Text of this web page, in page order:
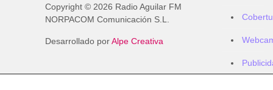
Copyright © 2026 Radio Aguilar FM
NORPACOM Comunicación S.L.
Desarrollado porAlpe Creativa